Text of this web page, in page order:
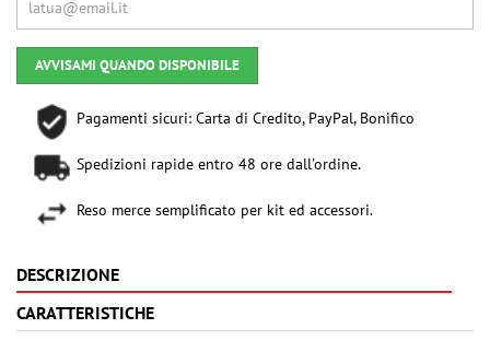
AVVISAMI QUANDO DISPONIBILE
Pagamenti sicuri: Carta di Credito, PayPal, Bonifico
Spedizioni rapide entro 48 ore dall'ordine.
Reso merce semplificato per kit ed accessori.
DESCRIZIONE
CARATTERISTICHE